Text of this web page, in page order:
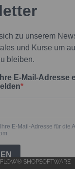
FLOW® SHOPSOFTWARE